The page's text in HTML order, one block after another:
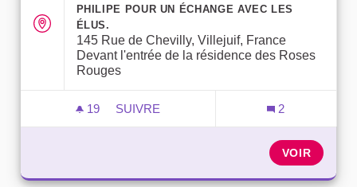
PHILIPE POUR UN ÉCHANGE AVEC LES
ÉLUS.
145 Rue de Chevilly, Villejuif, France
Devant l'entrée de la résidence des Roses
Rouges
19 19 ABONNÉS
SUIVRE
2
VOIR